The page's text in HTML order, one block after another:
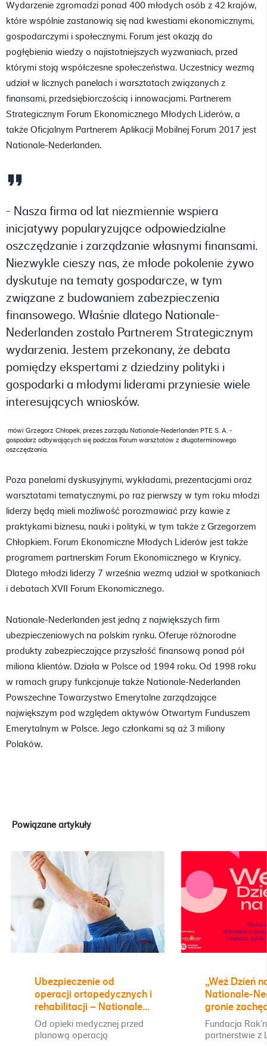
Wydarzenie zgromadzi ponad 400 młodych osób z 42 krajów,
które wspólnie zastanowią się nad kwestiami ekonomicznymi,
gospodarczymi i społecznymi. Forum jest okazją do
pogłębienia wiedzy o najistotniejszych wyzwaniach, przed
którymi stoją współczesne społeczeństwa. Uczestnicy wezmą
udział w licznych panelach i warsztatach związanych z
finansami, przedsiębiorczością i innowacjami. Partnerem
Strategicznym Forum Ekonomicznego Młodych Liderów, a
także Oficjalnym Partnerem Aplikacji Mobilnej Forum 2017 jest
Nationale-Nederlanden.
- Nasza firma od lat niezmiennie wspiera
inicjatywy popularyzujące odpowiedzialne
oszczędzanie i zarządzanie własnymi finansami.
Niezwykle cieszy nas, że młode pokolenie żywo
dyskutuje na tematy gospodarcze, w tym
związane z budowaniem zabezpieczenia
finansowego. Właśnie dlatego Nationale-
Nederlanden zostało Partnerem Strategicznym
wydarzenia. Jestem przekonany, że debata
pomiędzy ekspertami z dziedziny polityki i
gospodarki a młodymi liderami przyniesie wiele
interesujących wniosków.
mówi Grzegorz Chłopek, prezes zarządu Nationale-Nederlanden PTE S. A. -
gospodarz odbywających się podczas Forum warsztatów z długoterminowego
oszczędzania.
Poza panelami dyskusyjnymi, wykładami, prezentacjami oraz
warsztatami tematycznymi, po raz pierwszy w tym roku młodzi
liderzy będą mieli możliwość porozmawiać przy kawie z
praktykami biznesu, nauki i polityki, w tym także z Grzegorzem
Chłopkiem. Forum Ekonomiczne Młodych Liderów jest także
programem partnerskim Forum Ekonomicznego w Krynicy.
Dlatego młodzi liderzy 7 września wezmą udział w spotkaniach
i debatach XVII Forum Ekonomicznego.
Nationale-Nederlanden jest jedną z największych firm
ubezpieczeniowych na polskim rynku. Oferuje różnorodne
produkty zabezpieczające przyszłość finansową ponad pół
miliona klientów. Działa w Polsce od 1994 roku. Od 1998 roku
w ramach grupy funkcjonuje także Nationale-Nederlanden
Powszechne Towarzystwo Emerytalne zarządzające
największym pod względem aktywów Otwartym Funduszem
Emerytalnym w Polsce. Jego członkami są aż 3 miliony
Polaków.
Powiązane artykuły
Ubezpieczenie od
operacji ortopedycznych i
rehabilitacji – Nationale-
Nederlanden rozwija
indywidualną ofertę na
Od opieki medycznej przed
planową operacją
„Weź Dzień
Nationale-
gronie
profilaktyki
Fundacja
partnerstwie z